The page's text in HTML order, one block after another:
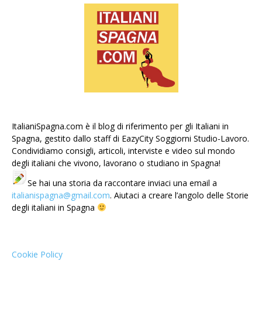
ItalianiSpagna.com è il blog di riferimento per gli Italiani in
Spagna, gestito dallo staff di EazyCity Soggiorni Studio-Lavoro.
Condividiamo consigli, articoli, interviste e video sul mondo
degli italiani che vivono, lavorano o studiano in Spagna!
Se hai una storia da raccontare inviaci una email a
italianispagna@gmail.com. Aiutaci a creare l’angolo delle Storie
degli italiani in Spagna
Cookie Policy